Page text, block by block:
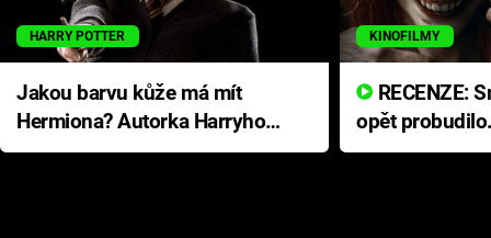
HARRY POTTER
Jakou barvu kůže má mít
Hermiona? Autorka Harryho
Pottera přišla s ráznou
KINOFILMY
opět
přichází s